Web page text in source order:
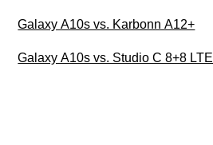
Galaxy A10s vs. Karbonn A12+
Galaxy A10s vs. Studio C 8+8 LTE